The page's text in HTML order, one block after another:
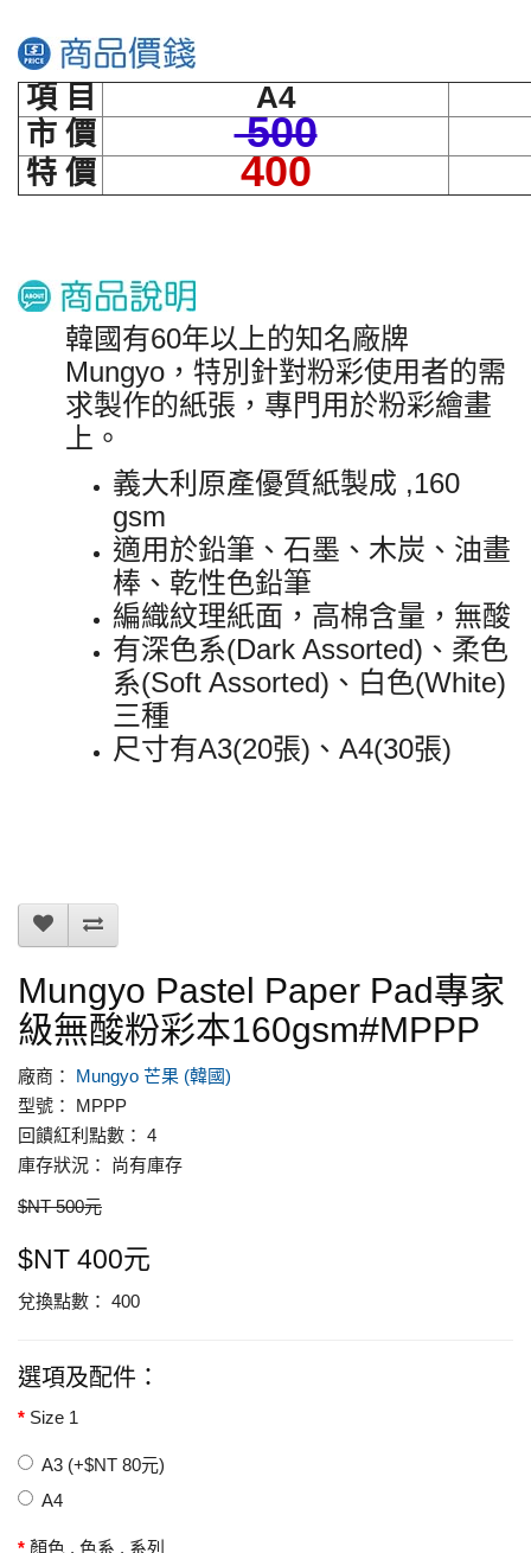
項 目
A4
市 價
500
特 價 400
韓國有60年以上的知名廠牌
Mungyo，特別針對粉彩使用者的需
求製作的紙張，專門用於粉彩繪畫
上。
義大利原產優質紙製成 ,160
gsm
適用於鉛筆、石墨、木炭、油畫
棒、乾性色鉛筆
編織紋理紙面，高棉含量，無酸
有深色系(Dark Assorted)、柔色
系(Soft Assorted)、白色(White)
三種
尺寸有A3(20張) 、A4(30張)
Mungyo Pastel Paper Pad專家
級無酸粉彩本160gsm#MPPP
廠商： Mungyo 芒果 (韓國)
型號： MPPP
回饋紅利點數： 4
庫存狀況： 尚有庫存
$NT 500元
$NT 400元
兌換點數： 400
選項及配件：
Size 1
A3 (+$NT 80元)
A4
顏色 . 色系 . 系列